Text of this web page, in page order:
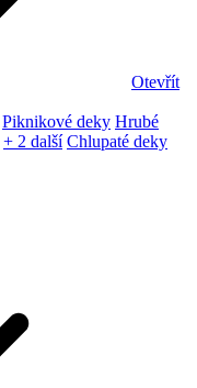
Otevřít
Piknikové deky Hrubé
+ 2 další Chlupaté deky